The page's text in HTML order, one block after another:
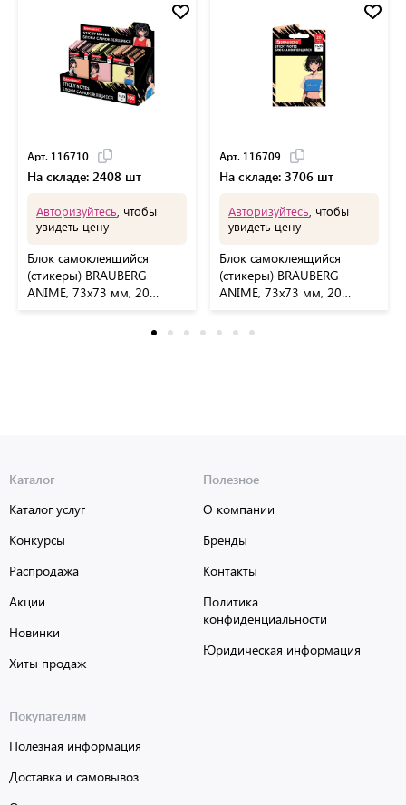
Арт. 116710
На складе: 2408 шт
Авторизуйтесь , чтобы
увидеть цену
Блок самоклеящийся
(стикеры) BRAUBERG
ANIME, 73х73 мм, 20
Арт. 116709
На складе: 3706 шт
Авторизуйтесь , чтобы
увидеть цену
Блок самоклеящийся
(стикеры) BRAUBERG
ANIME, 73х73 мм, 20
Каталог
Каталог услуг
Конкурсы
Распродажа
Акции
Новинки
Хиты продаж
Полезное
О компании
Бренды
Контакты
Политика
конфиденциальности
Юридическая информация
Покупателям
Полезная информация
Доставка и самовывоз